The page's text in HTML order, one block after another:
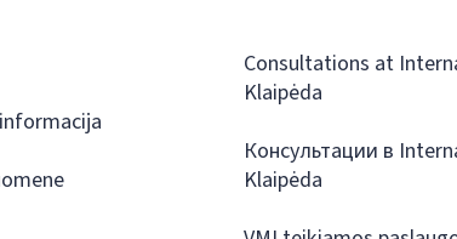
Consultations at
Klaipėda
Консультации в
Klaipėda